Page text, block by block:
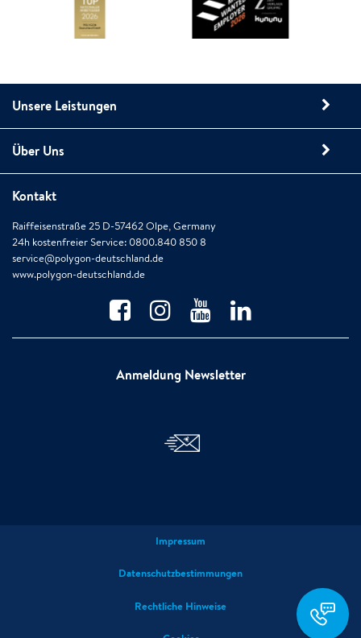
Unsere Leistungen
Über Uns
Kontakt
Raiffeisenstraße 25 D-57462 Olpe, Germany
24h kostenfreier Service: 0800.840 850 8
service@polygon-deutschland.de
www.polygon-deutschland.de
Anmeldung Newsletter
Impressum
Datenschutzbestimmungen
Rechtliche Hinweise
deutschland.de